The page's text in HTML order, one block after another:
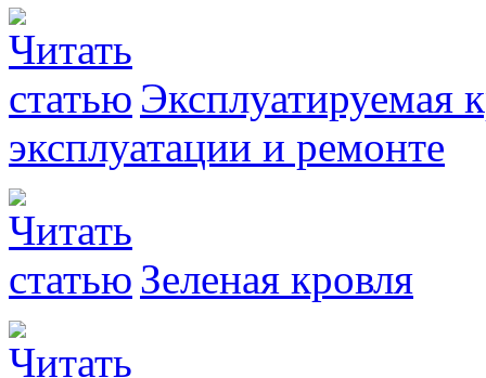
Эксплуатируемая
эксплуатации и ремонте
Зеленая кровля